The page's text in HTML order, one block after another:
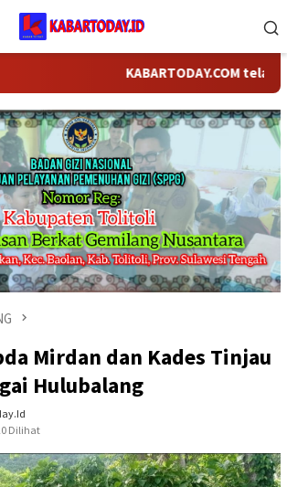
KABARTODAY.COM telah
Mirdan dan Kades Tinjau
Hulubalang
Dilihat